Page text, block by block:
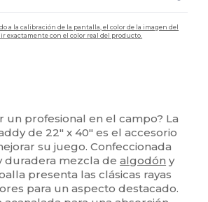
a la calibración de la pantalla, el color de la imagen del
exactamente con el color real del producto.
un profesional en el campo? La
de 22" x 40" es el accesorio
su juego. Confeccionada
duradera mezcla dealgodón y
presenta las clásicas rayas
para un aspecto destacado.